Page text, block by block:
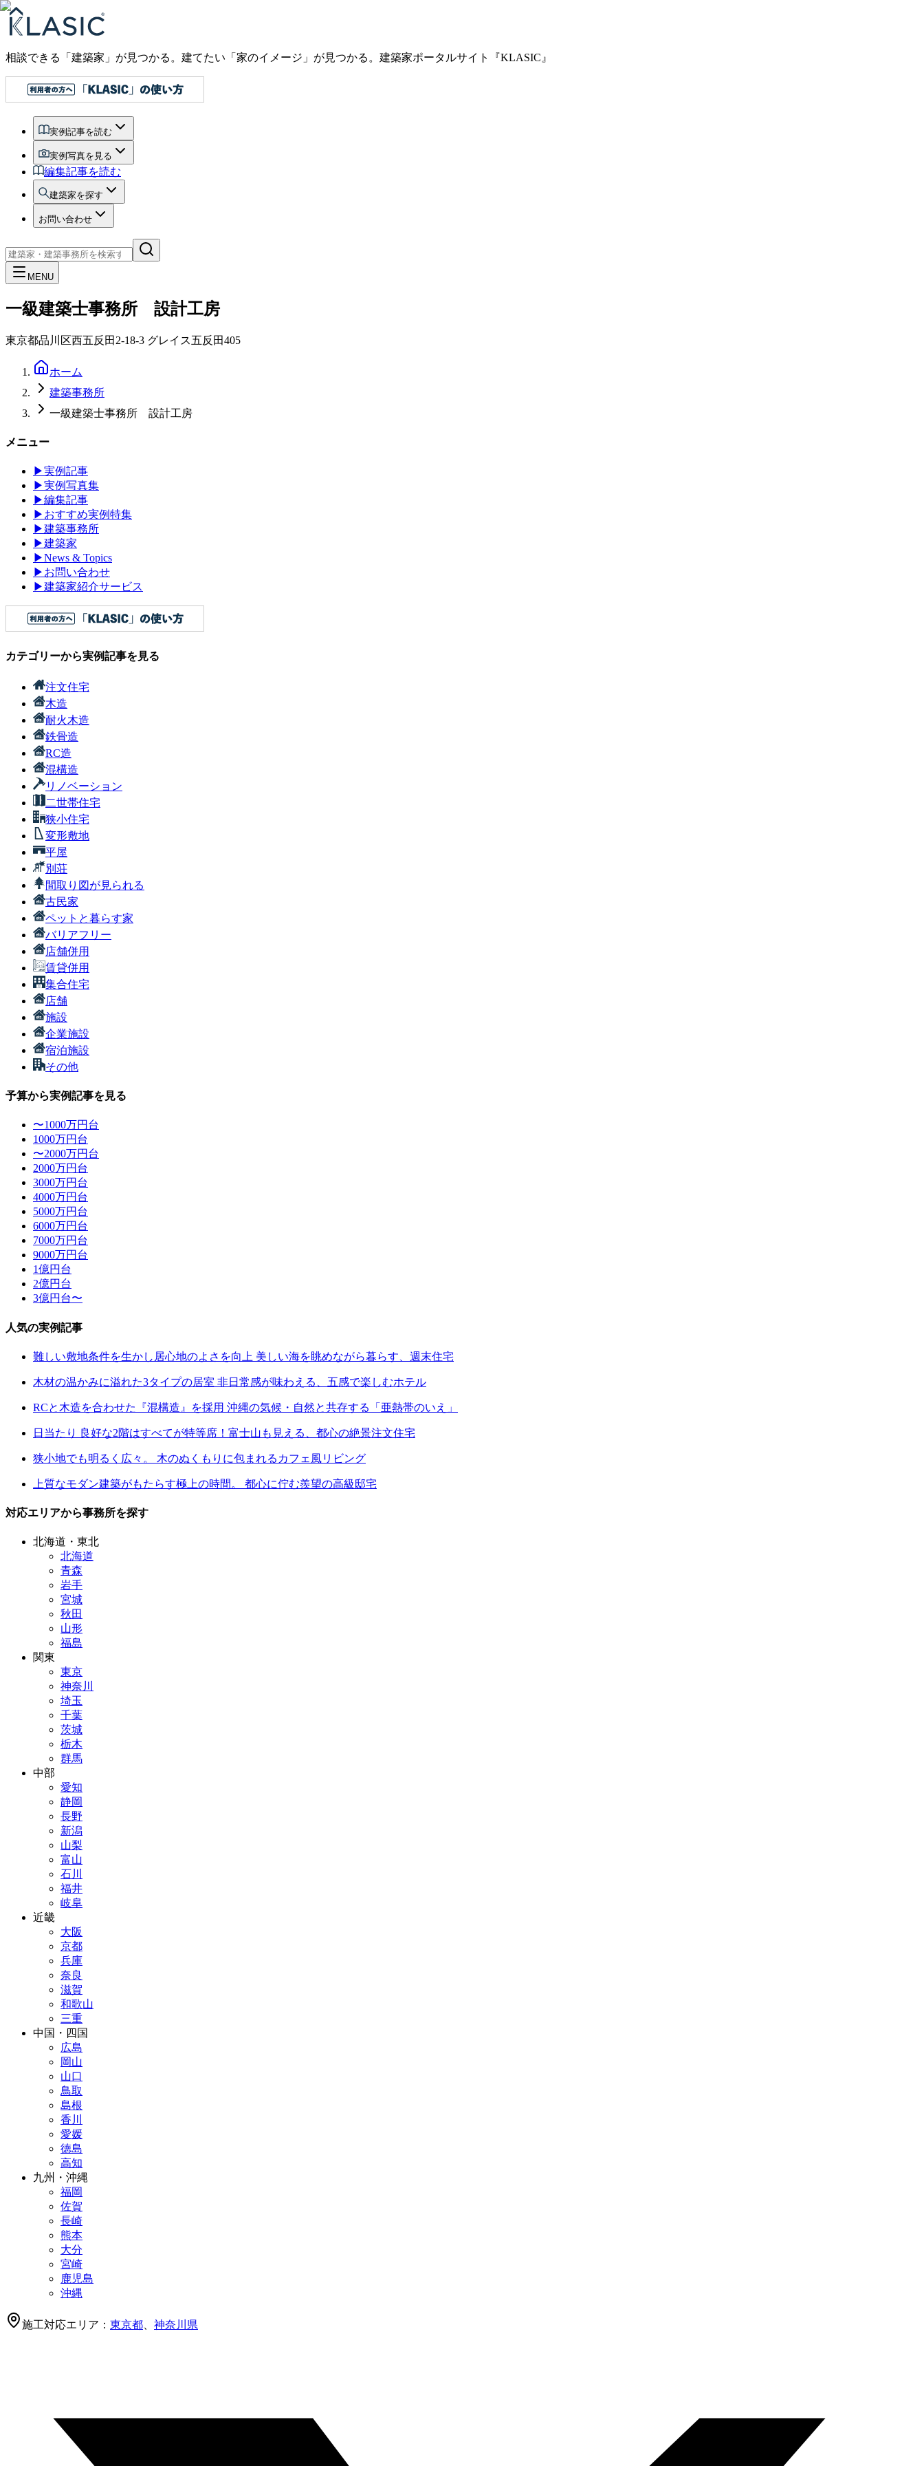
相談できる「建築家」が見つかる。建てたい「家のイメージ」が見つかる。 建築家ポータルサイト『KLASIC』
実例記事を読む
実例写真を見る
編集記事を読む
建築家を探す
お問い合わせ
MENU
一級建築士事務所 設計工房
東京都品川区西五反田2-18-3 グレイス五反田405
ホーム
建築事務所
一級建築士事務所 設計工房
メニュー
▶実例記事
▶実例写真集
▶編集記事
▶ おすすめ実例特集
▶建築事務所
▶建築家
▶News & Topics
▶ お問い合わせ
▶建築家紹介サービス
カテゴリーから実例記事を見る
注文住宅
木造
耐火木造
鉄骨造
RC造
混構造
リノベーション
二世帯住宅
狭小住宅
変形敷地
平屋
別荘
間取り図が見られる
古民家
ペットと暮らす家
バリアフリー
店舗併用
賃貸併用
集合住宅
店舗
施設
企業施設
宿泊施設
その他
予算から実例記事を見る
〜1000万円台
1000万円台
〜2000万円台
2000万円台
3000万円台
4000万円台
5000万円台
6000万円台
7000万円台
9000万円台
1億円台
2億円台
3億円台〜
人気の実例記事
難しい敷地条件を生かし居心地のよさを向上 美しい海を眺めながら暮らす、週末住宅
木材の温かみに溢れた3タイプの居室 非日常感が味わえる、五感で楽しむホテル
RCと木造を合わせた『混構造』を採用 沖縄の気候・自然と共存する「亜熱帯のいえ」
日当たり 良好な2階はすべてが特等席！富士山も見える、都心の絶景注文住宅
狭小地でも明るく広々。 木のぬくもりに包まれるカフェ風リビング
上質なモダン建築がもたらす極上の時間。 都心に佇む羨望の高級邸宅
対応エリアから事務所を探す
北海道・東北
北海道
青森
岩手
宮城
秋田
山形
福島
関東
東京
神奈川
埼玉
千葉
茨城
栃木
群馬
中部
愛知
静岡
長野
新潟
山梨
富山
石川
福井
岐阜
近畿
大阪
京都
兵庫
奈良
滋賀
和歌山
三重
中国・四国
広島
岡山
山口
鳥取
島根
香川
愛媛
徳島
高知
九州・沖縄
福岡
佐賀
長崎
熊本
大分
宮崎
鹿児島
沖縄
施工対応エリア： 東京都、 神奈川県